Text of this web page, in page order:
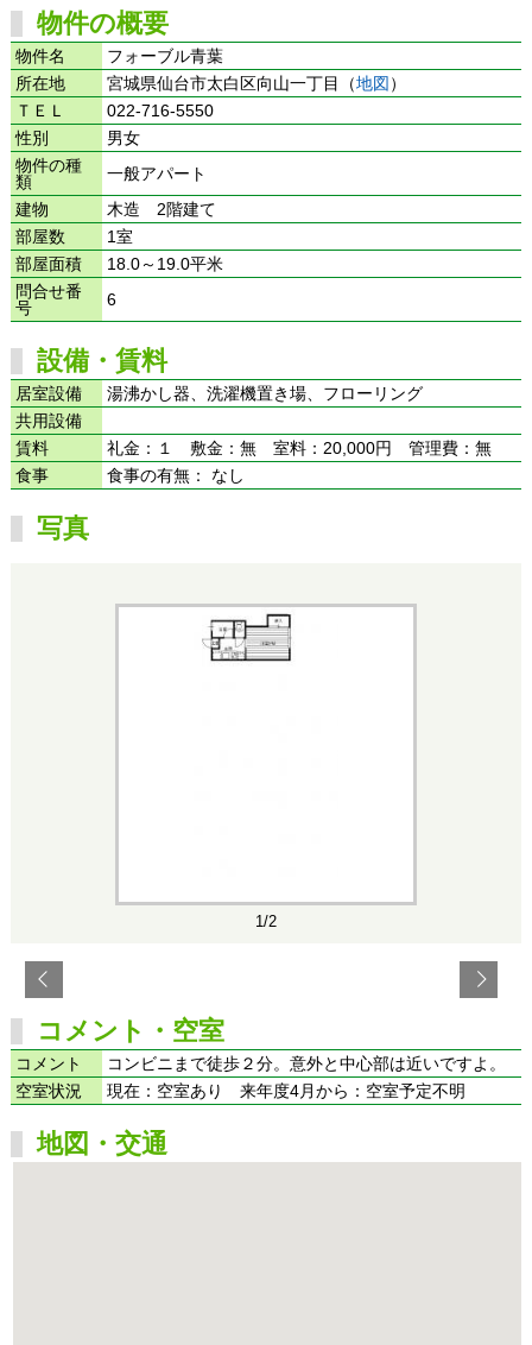
物件の概要
物件名
フォーブル青葉
所在地
宮城県仙台市太白区向山一丁目（地図 ）
ＴＥＬ
022-716-5550
性別
男女
物件の種
類
一般アパート
建物
木造 2階建て
部屋数
1室
部屋面積
18.0～19.0平米
問合せ番
号
6
設備・賃料
居室設備
湯沸かし器、洗濯機置き場、フローリング
共用設備
賃料
礼金：１ 敷金：無 室料：20,000円 管理費：無
食事
食事の有無： なし
写真
1/2
コメント・空室
コメント
コンビニまで徒歩２分。意外と中心部は近いですよ。
空室状況
現在：空室あり 来年度4月から：空室予定不明
地図・交通